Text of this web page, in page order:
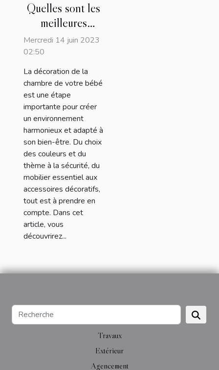
Quelles sont les
meilleures
techniques pour
aménager
harmonieusement
la chambre de
votre bébé ?
Mercredi 14 juin 2023
02:50
La décoration de la
chambre de votre bébé
est une étape
importante pour créer
un environnement
harmonieux et adapté à
son bien-être. Du choix
des couleurs et du
thème à la sécurité, du
mobilier essentiel aux
accessoires décoratifs,
tout est à prendre en
compte. Dans cet
article, vous
découvrirez...
Travaux
Extérieur
Agencement